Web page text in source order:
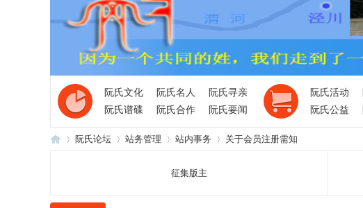
阮氏文化 阮氏名人
阮氏寻亲
阮氏谱碟
阮氏合作 阮氏要闻
阮氏活动
阮氏公益
阮氏论坛 站务管理 站内事务 关于会员注册需知
征集版主